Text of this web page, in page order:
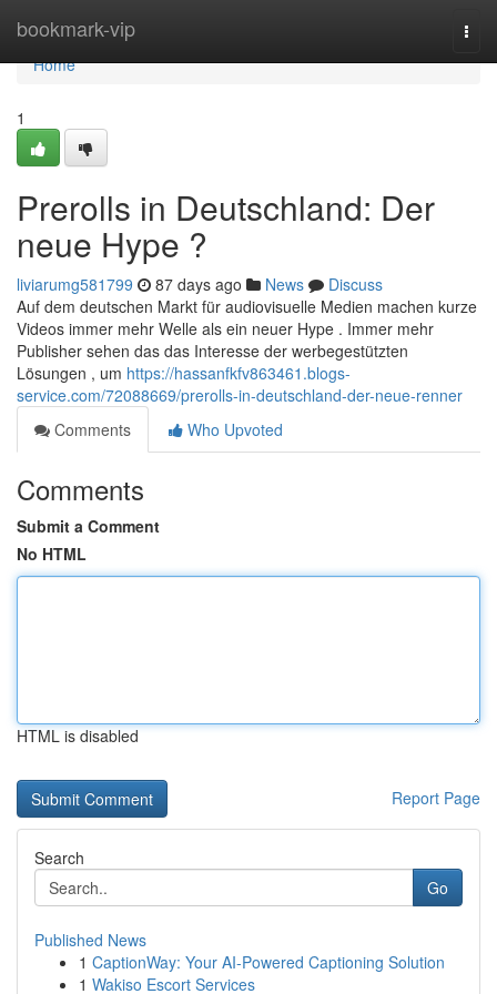
bookmark-vip
Home
Home
1
Prerolls in Deutschland: Der
neue Hype ?
liviarumg581799 87 days ago News
Discuss
Auf dem deutschen Markt für audiovisuelle Medien machen kurze
Videos immer mehr Welle als ein neuer Hype . Immer mehr
Publisher sehen das das Interesse der werbegestützten
Lösungen , um https://hassanfkfv863461.blogs-
service.com/72088669/prerolls-in-deutschland-der-neue-renner
Comments
Who Upvoted
Comments
Submit a Comment
No HTML
HTML is disabled
Report Page
Search
Go
Published News
1 CaptionWay: Your AI-Powered Captioning Solution
1 Wakiso Escort Services